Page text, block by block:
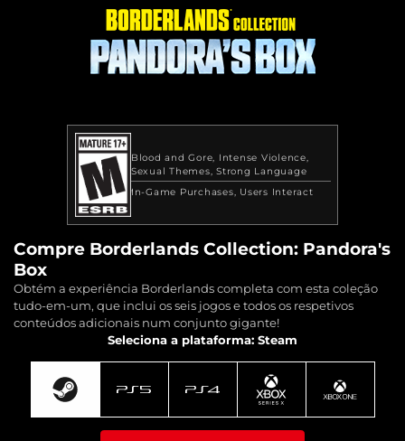
Blood and Gore Intense Violence
Sexual Themes Strong Language
In-Game Purchases
Users Interact
Compre Borderlands Collection: Pandora's
Box
Obtém a experiência Borderlands completa com esta coleção
tudo-em-um, que inclui os seis jogos e todos os respetivos
conteúdos adicionais num conjunto gigante!
Seleciona a plataforma: Steam